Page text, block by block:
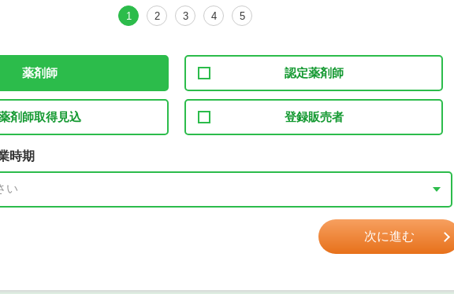
1 2 3 4 5
薬剤師 認定薬剤師
剤師取得見込 登録販売者
年 3月
時期
次に進む